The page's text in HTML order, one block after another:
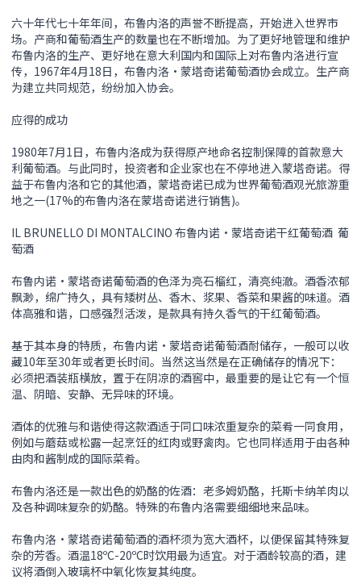
六十年代七十年年间，布鲁内洛的声誉不断提高，开始进入世界市
场。产商和葡萄酒生产的数量也在不断增加。为了更好地管理和维护
布鲁内洛的生产、更好地在意大利国内和国际上对布鲁内洛进行宣
传，1967年4月18日，布鲁内洛•蒙塔奇诺葡萄酒协会成立。生产商
为建立共同规范，纷纷加入协会。
应得的成功
1980年7月1日，布鲁内洛成为获得原产地命名控制保障的首款意大
利葡萄酒。与此同时，投资者和企业家也在不停地进入蒙塔奇诺。得
益于布鲁内洛和它的其他酒，蒙塔奇诺已成为世界葡萄酒观光旅游重
地之一(17%的布鲁内洛在蒙塔奇诺进行销售)。
IL BRUNELLO DI MONTALCINO 布鲁内诺•蒙塔奇诺干红葡萄酒 葡
萄酒
布鲁内诺•蒙塔奇诺葡萄酒的色泽为亮石榴红，清亮纯澈。酒香浓郁
飘渺，绵广持久，具有矮树丛、香木、浆果、香菜和果酱的味道。酒
体高雅和谐，口感强烈活泼，是款具有持久香气的干红葡萄酒。
基于其本身的特质，布鲁内诺•蒙塔奇诺葡萄酒耐储存，一般可以收
藏10年至30年或者更长时间。当然这当然是在正确储存的情况下：
必须把酒装瓶横放，置于在阴凉的酒窖中，最重要的是让它有一个恒
温、阴暗、安静、无异味的环境。
酒体的优雅与和谐使得这款酒适于同口味浓重复杂的菜肴一同食用，
例如与蘑菇或松露一起烹饪的红肉或野禽肉。它也同样适用于由各种
由肉和酱制成的国际菜肴。
布鲁内洛还是一款出色的奶酪的佐酒：老多姆奶酪，托斯卡纳羊肉以
及各种调味复杂的奶酪。特殊的布鲁内洛需要细细地来品味。
布鲁内洛•蒙塔奇诺葡萄酒的酒杯须为宽大酒杯，以便保留其特殊复
杂的芳香。酒温18ºC-20ºC时饮用最为适宜。对于酒龄较高的酒，建
议将酒倒入玻璃杯中氧化恢复其纯度。